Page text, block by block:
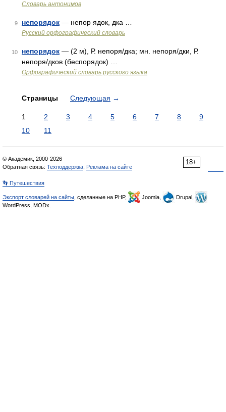
Словарь антонимов
9 непорядок — непор ядок, дка …
Русский орфографический словарь
10 непорядок — (2 м), Р. непоря/дка; мн. непоря/дки, Р.
непоря/дков (беспорядок) …
Орфографический словарь русского языка
Страницы Следующая →
1 2 3 4 5 6 7 8
9
10
11
18+
© Академик, 2000-2026
Обратная связь: Техподдержка Реклама на сайте
👣 Путешествия
Экспорт словарей на сайты , сделанные на PHP, Joomla,
Drupal,
WordPress, MODx.